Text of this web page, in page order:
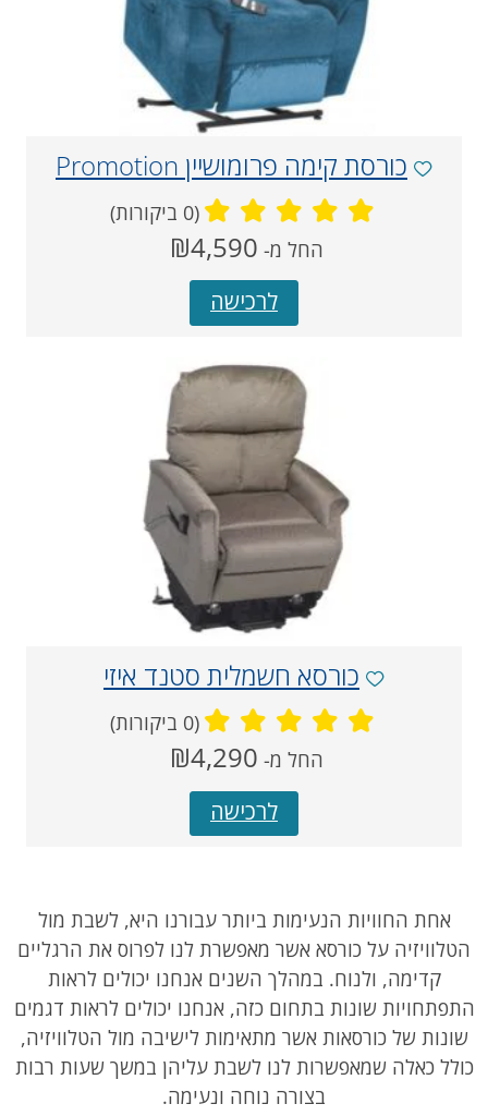
כורסת קימה פרומושיין Promotion
(0 ביקורות)
החל מ- מחיר
₪4,590
לרכישה
כורסא חשמלית סטנד איזי
(0 ביקורות)
החל מ- מחיר
₪4,290
לרכישה
אחת החוויות הנעימות ביותר עבורנו היא, לשבת מול
הטלוויזיה על כורסא אשר מאפשרת לנו לפרוס את הרגליים
קדימה, ולנוח. במהלך השנים אנחנו יכולים לראות
התפתחויות שונות בתחום כזה, אנחנו יכולים לראות דגמים
שונות של כורסאות אשר מתאימות לישיבה מול הטלוויזיה,
כולל כאלה שמאפשרות לנו לשבת עליהן במשך שעות רבות
בצורה נוחה ונעימה.